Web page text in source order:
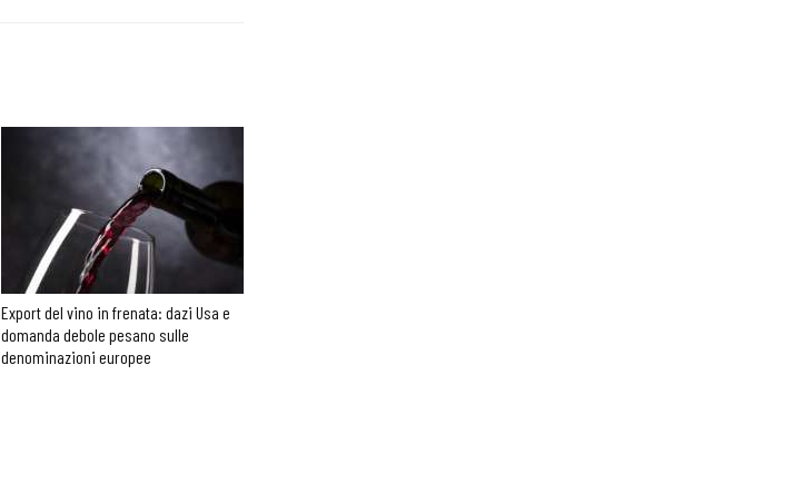
Export del vino in frenata: dazi Usa e
domanda debole pesano sulle
denominazioni europee